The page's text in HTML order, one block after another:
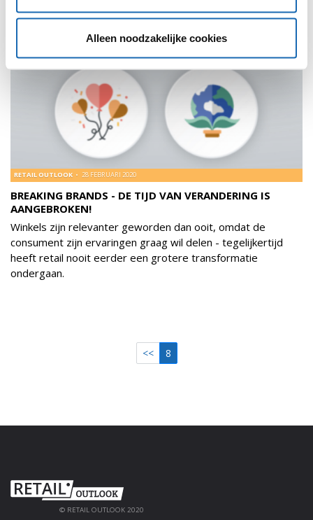
Alleen noodzakelijke cookies
BREAKING BRANDS - DE TIJD VAN VERANDERING IS
AANGEBROKEN!
RETAIL OUTLOOK 28 FEBRUARI 2020
Winkels zijn relevanter geworden dan ooit, omdat de
consument zijn ervaringen graag wil delen - tegelijkertijd
heeft retail nooit eerder een grotere transformatie
ondergaan.
<< 8
© RETAIL OUTLOOK 2020